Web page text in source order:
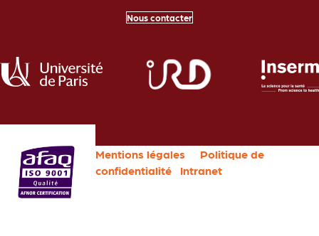
Nous contacter
Mentions légales
Politique de
confidentialité
Intranet